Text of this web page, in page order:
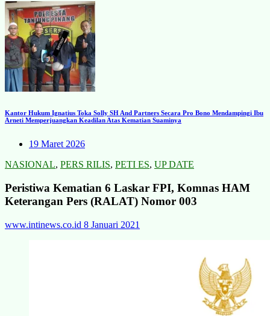
Kantor Hukum Ignatius Toka Solly SH And Partners Secara Pro Bono Mendampingi Ibu
Arneti Memperjuangkan Keadilan Atas Kematian Suaminya
19 Maret 2026
NASIONAL, PERS RILIS, PETI ES, UP DATE
Peristiwa Kematian 6 Laskar FPI, Komnas HAM
Keterangan Pers (RALAT) Nomor 003
www.intinews.co.id 8 Januari 2021